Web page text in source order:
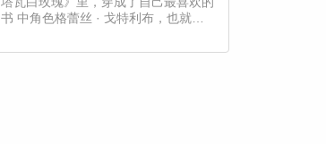
书 中角色格蕾丝 · 戈特利布，也就是
尔斯 · 蒙巴 顿 · 阿尔伯特剑下的王